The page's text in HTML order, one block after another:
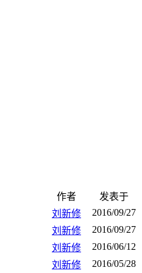
作者
发表于
刘新修
2016/09/27
刘新修
2016/09/27
刘新修
2016/06/12
刘新修
2016/05/28